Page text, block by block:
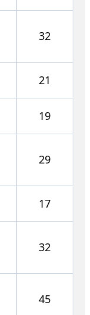
32
21
19
29
17
32
45